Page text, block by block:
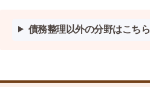
債務整理以外の分野はこちら